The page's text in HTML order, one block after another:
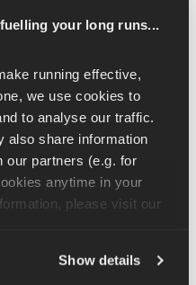
your long runs...
running effective,
we use cookies to
to analyse our traffic.
also share information
our partners (e.g. for
anytime in your
Show details
per stare
affaticarsi troppo.
includono piccole tasche
di credito.
c'è bisogno di fermarsi o di